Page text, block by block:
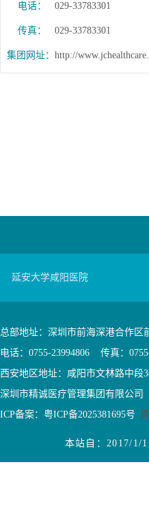
电话： 029-33783301
传真： 029-33783301
集团网址： http://
延安大学咸阳医院
总部地址：深圳市前海深港合作区
电话：0755-23994806 传真：
西安地区地址：咸阳市文林路中
深圳市精诚医疗管理集团有限公司
ICP备案： 粤ICP备2025381695号
本站自：2017/1/